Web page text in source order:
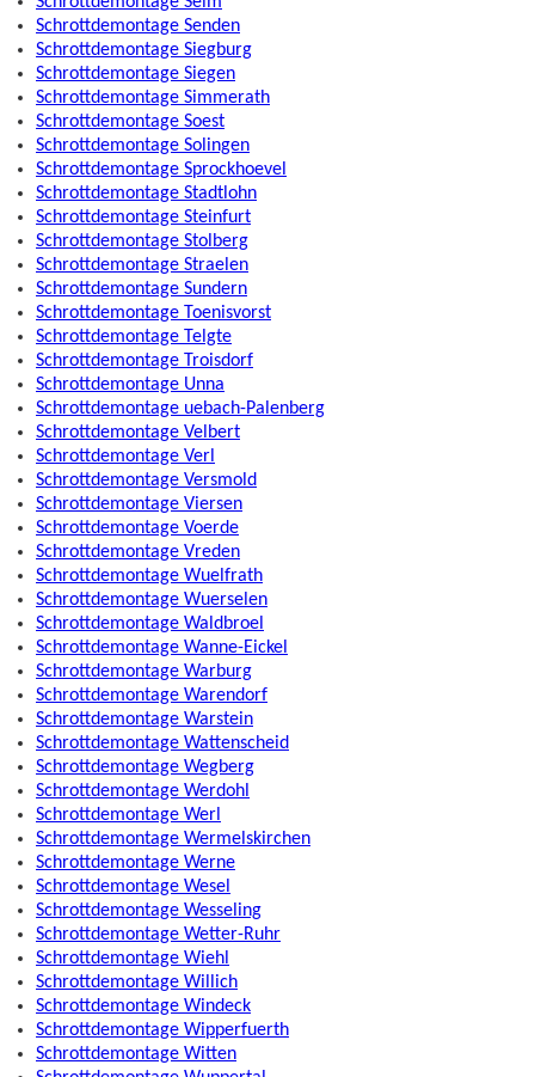
Schrottdemontage Senden
Schrottdemontage Siegburg
Schrottdemontage Siegen
Schrottdemontage Simmerath
Schrottdemontage Soest
Schrottdemontage Solingen
Schrottdemontage Sprockhoevel
Schrottdemontage Stadtlohn
Schrottdemontage Steinfurt
Schrottdemontage Stolberg
Schrottdemontage Straelen
Schrottdemontage Sundern
Schrottdemontage Toenisvorst
Schrottdemontage Telgte
Schrottdemontage Troisdorf
Schrottdemontage Unna
Schrottdemontage uebach-Palenberg
Schrottdemontage Velbert
Schrottdemontage Verl
Schrottdemontage Versmold
Schrottdemontage Viersen
Schrottdemontage Voerde
Schrottdemontage Vreden
Schrottdemontage Wuelfrath
Schrottdemontage Wuerselen
Schrottdemontage Waldbroel
Schrottdemontage Wanne-Eickel
Schrottdemontage Warburg
Schrottdemontage Warendorf
Schrottdemontage Warstein
Schrottdemontage Wattenscheid
Schrottdemontage Wegberg
Schrottdemontage Werdohl
Schrottdemontage Werl
Schrottdemontage Wermelskirchen
Schrottdemontage Werne
Schrottdemontage Wesel
Schrottdemontage Wesseling
Schrottdemontage Wetter-Ruhr
Schrottdemontage Wiehl
Schrottdemontage Willich
Schrottdemontage Windeck
Schrottdemontage Wipperfuerth
Schrottdemontage Witten